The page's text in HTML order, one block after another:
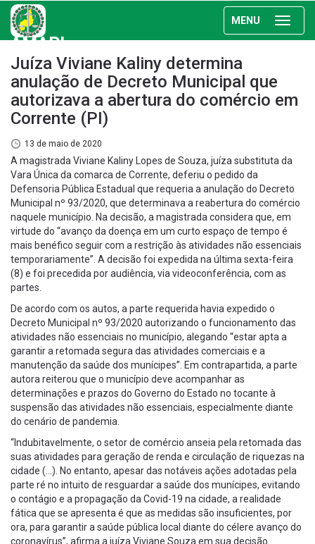
MENU
AMAPI
Juíza Viviane Kaliny determina
anulação de Decreto Municipal que
autorizava a abertura do comércio em
Corrente (PI)
13 de maio de 2020
A magistrada Viviane Kaliny Lopes de Souza, juíza substituta da
Vara Única da comarca de Corrente, deferiu o pedido da
Defensoria Pública Estadual que requeria a anulação do Decreto
Municipal nº 93/2020, que determinava a reabertura do comércio
naquele município. Na decisão, a magistrada considera que, em
virtude do “avanço da doença em um curto espaço de tempo é
mais benéfico seguir com a restrição às atividades não essenciais
temporariamente”. A decisão foi expedida na última sexta-feira
(8) e foi precedida por audiência, via videoconferência, com as
partes.
De acordo com os autos, a parte requerida havia expedido o
Decreto Municipal nº 93/2020 autorizando o funcionamento das
atividades não essenciais no município, alegando “estar apta a
garantir a retomada segura das atividades comerciais e a
manutenção da saúde dos munícipes”. Em contrapartida, a parte
autora reiterou que o município deve acompanhar as
determinações e prazos do Governo do Estado no tocante à
suspensão das atividades não essenciais, especialmente diante
do cenário de pandemia.
“Indubitavelmente, o setor de comércio anseia pela retomada das
suas atividades para geração de renda e circulação de riquezas na
cidade (…). No entanto, apesar das notáveis ações adotadas pela
parte ré no intuito de resguardar a saúde dos munícipes, evitando
o contágio e a propagação da Covid-19 na cidade, a realidade
fática que se apresenta é que as medidas são insuficientes, por
ora, para garantir a saúde pública local diante do célere avanço do
coronavírus”, afirma a juíza Viviane Souza em sua decisão.